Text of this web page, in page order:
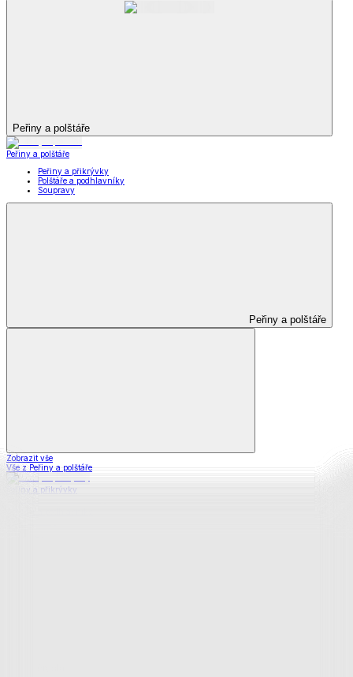
Peřiny a polštáře
Peřiny a polštáře
Peřiny a přikrývky
Polštáře a podhlavníky
Soupravy
Peřiny a polštáře
Zobrazit vše
Vše z Peřiny a polštáře
Peřiny a přikrývky